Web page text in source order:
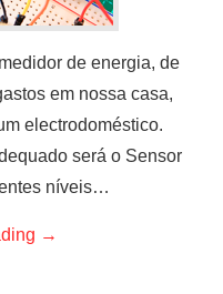
de energia, de
em nossa casa,
electrodoméstico.
será o Sensor
níveis…
→